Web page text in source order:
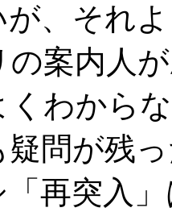
が、それ
の案内人
くわから
疑問が残
再突入